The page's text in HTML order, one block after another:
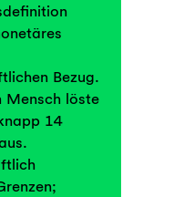
Bezug.
Mensch löste
14